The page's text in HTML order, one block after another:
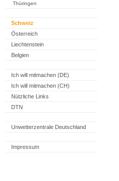
Thüringen
Schweiz
Österreich
Liechtenstein
Belgien
Ich will mitmachen (DE)
Ich will mitmachen (CH)
Nützliche Links
DTN
Unwetterzentrale Deutschland
Impressum